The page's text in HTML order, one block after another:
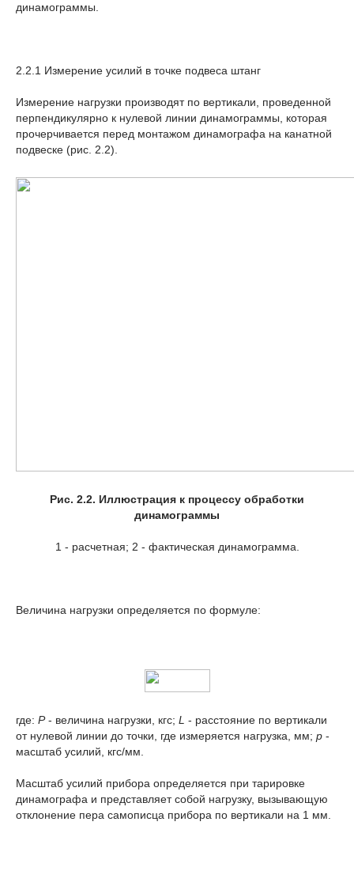
динамограммы.
2.2.1 Измерение усилий в точке подвеса штанг
Измерение нагрузки производят по вертикали, проведенной
перпендикулярно к нулевой линии динамограммы, которая
прочерчивается перед монтажом динамографа на канатной
подвеске (рис. 2.2).
Рис. 2.2. Иллюстрация к процессу обработки
динамограммы
1 - расчетная; 2 - фактическая динамограмма.
Величина нагрузки определяется по формуле:
где: P- величина нагрузки, кгс; L - расстояние по вертикали
от нулевой линии до точки, где измеряется нагрузка, мм; p -
масштаб усилий, кгс/мм.
Масштаб усилий прибора определяется при тарировке
динамографа и представляет собой нагрузку, вызывающую
отклонение пера самописца прибора по вертикали на 1 мм.